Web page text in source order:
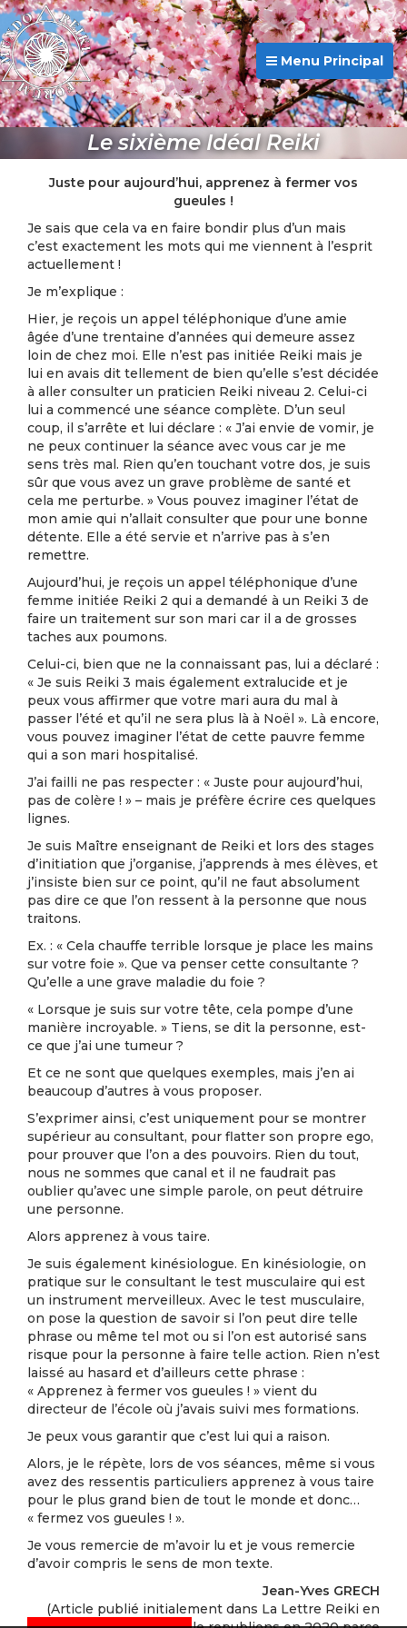
Menu Principal
Le sixième Idéal Reiki
Juste pour aujourd’hui, apprenez à fermer vos
gueules !
Je sais que cela va en faire bondir plus d’un mais
c’est exactement les mots qui me viennent à l’esprit
actuellement !
Je m’explique :
Hier, je reçois un appel téléphonique d’une amie
âgée d’une trentaine d’années qui demeure assez
loin de chez moi. Elle n’est pas initiée Reiki mais je
lui en avais dit tellement de bien qu’elle s’est décidée
à aller consulter un praticien Reiki niveau 2. Celui-ci
lui a commencé une séance complète. D’un seul
coup, il s’arrête et lui déclare : « J’ai envie de vomir, je
ne peux continuer la séance avec vous car je me
sens très mal. Rien qu’en touchant votre dos, je suis
sûr que vous avez un grave problème de santé et
cela me perturbe. » Vous pouvez imaginer l’état de
mon amie qui n’allait consulter que pour une bonne
détente. Elle a été servie et n’arrive pas à s’en
remettre.
Aujourd’hui, je reçois un appel téléphonique d’une
femme initiée Reiki 2 qui a demandé à un Reiki 3 de
faire un traitement sur son mari car il a de grosses
taches aux poumons.
Celui-ci, bien que ne la connaissant pas, lui a déclaré :
« Je suis Reiki 3 mais également extralucide et je
peux vous affirmer que votre mari aura du mal à
passer l’été et qu’il ne sera plus là à Noël ». Là encore,
vous pouvez imaginer l’état de cette pauvre femme
qui a son mari hospitalisé.
J’ai failli ne pas respecter : « Juste pour aujourd’hui,
pas de colère ! » – mais je préfère écrire ces quelques
lignes.
Je suis Maître enseignant de Reiki et lors des stages
d’initiation que j’organise, j’apprends à mes élèves, et
j’insiste bien sur ce point, qu’il ne faut absolument
pas dire ce que l’on ressent à la personne que nous
traitons.
Ex. : « Cela chauffe terrible lorsque je place les mains
sur votre foie ». Que va penser cette consultante ?
Qu’elle a une grave maladie du foie ?
« Lorsque je suis sur votre tête, cela pompe d’une
manière incroyable. » Tiens, se dit la personne, est-
ce que j’ai une tumeur ?
Et ce ne sont que quelques exemples, mais j’en ai
beaucoup d’autres à vous proposer.
S’exprimer ainsi, c’est uniquement pour se montrer
supérieur au consultant, pour flatter son propre ego,
pour prouver que l’on a des pouvoirs. Rien du tout,
nous ne sommes que canal et il ne faudrait pas
oublier qu’avec une simple parole, on peut détruire
une personne.
Alors apprenez à vous taire.
Je suis également kinésiologue. En kinésiologie, on
pratique sur le consultant le test musculaire qui est
un instrument merveilleux. Avec le test musculaire,
on pose la question de savoir si l’on peut dire telle
phrase ou même tel mot ou si l’on est autorisé sans
risque pour la personne à faire telle action. Rien n’est
laissé au hasard et d’ailleurs cette phrase :
« Apprenez à fermer vos gueules ! » vient du
directeur de l’école où j’avais suivi mes formations.
Je peux vous garantir que c’est lui qui a raison.
Alors, je le répète, lors de vos séances, même si vous
avez des ressentis particuliers apprenez à vous taire
pour le plus grand bien de tout le monde et donc…
« fermez vos gueules ! ».
Je vous remercie de m’avoir lu et je vous remercie
d’avoir compris le sens de mon texte.
Jean-Yves GRECH
(Article publié initialement dans La Lettre Reiki en